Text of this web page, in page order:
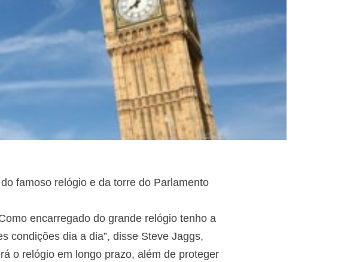
famoso relógio e da torre do Parlamento
encarregado do grande relógio tenho a
condições dia a dia”, disse Steve Jaggs,
o relógio em longo prazo, além de proteger